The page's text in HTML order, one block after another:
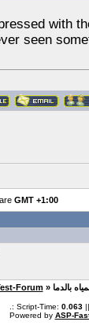
with
seen
GMT +1:00
Forum
.: Script-Time: 0.063||
Powered by ASP-